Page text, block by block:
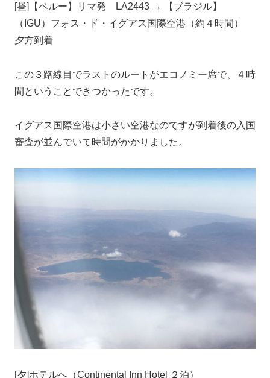
[昼]【ペルー】リマ発 LA2443 → 【ブラジル】
（IGU）フォス・ド・イグアス国際空港（約４時間）
夕方到着
この３路線目でラストのルートがエコノミー席で、４時
間ということできつかったです。
イグアス国際空港は小さい空港なのですが到着後の入国
審査が並んでいて時間がかかりました。
[夕]ホテルへ（Continental Inn Hotel ２泊）